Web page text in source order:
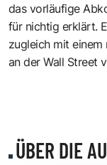
das vorläufige
für nichtig erklärt.
zugleich mit einem
an der Wall Street
ÜBER DIE